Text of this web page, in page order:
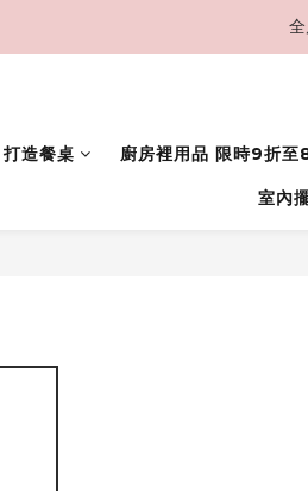
打造餐桌 廚房裡用品 限時9折至
室內